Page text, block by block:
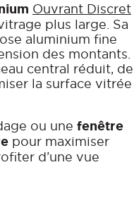
Ouvrant Discret
plus large. Sa
aluminium fine
des montants.
central réduit, de
la surface vitrée
ou une fenêtre
pour maximiser
d’une vue